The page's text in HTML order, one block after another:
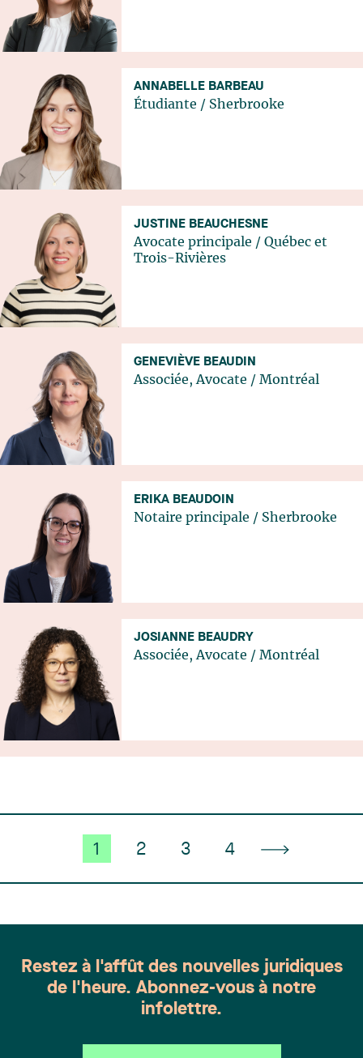
ANNABELLE BARBEAU
Étudiante / Sherbrooke
JUSTINE BEAUCHESNE
Avocate principale / Québec et
Trois-Rivières
GENEVIÈVE BEAUDIN
Associée, Avocate / Montréal
ERIKA BEAUDOIN
Notaire principale / Sherbrooke
JOSIANNE BEAUDRY
Associée, Avocate / Montréal
1 2 3 4
Restez à l'affût des nouvelles juridiques
de l'heure. Abonnez-vous à notre
infolettre.